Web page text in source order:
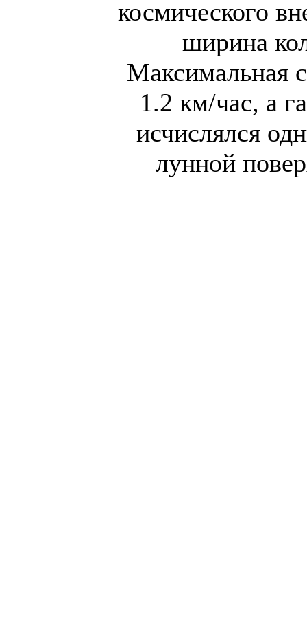
космического
ширина
Максимальная
1.2 км/час, а
исчислялся
лунной